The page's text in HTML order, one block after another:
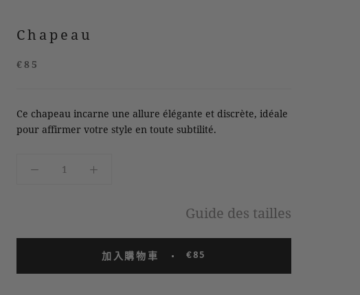
Chapeau
€85
Ce chapeau incarne une allure élégante et discrète, idéale
pour affirmer votre style en toute subtilité.
Guide des tailles
加入購物車 €85